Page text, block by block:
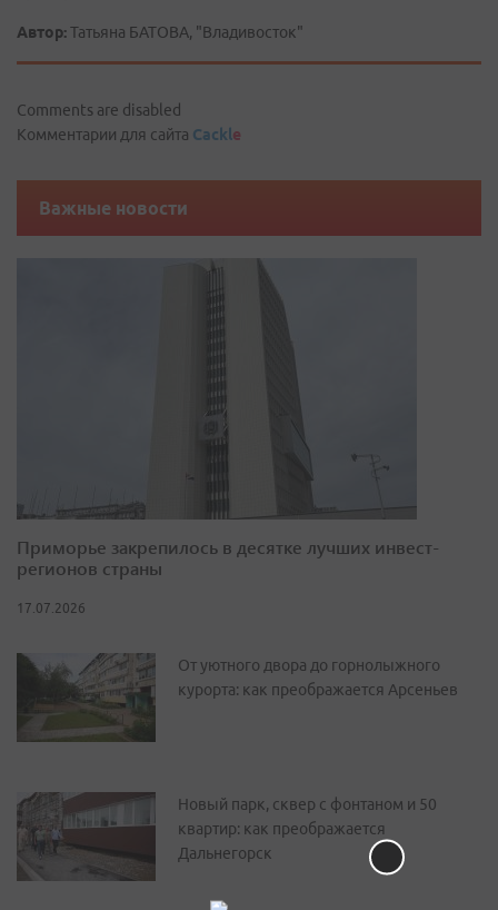
Автор:Татьяна БАТОВА, "Владивосток"
Comments are disabled
Комментарии для сайта Cackle
Важные новости
Приморье закрепилось в десятке лучших инвест-
регионов страны
17.07.2026
От уютного двора до горнолыжного
курорта: как преображается Арсеньев
Новый парк, сквер с фонтаном и 50
квартир: как преображается
Дальнегорск